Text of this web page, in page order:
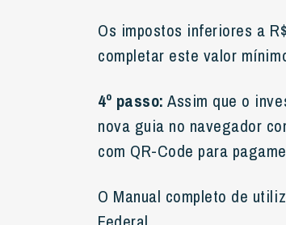
Os impostos inferiores a
completar este valor
4º passo: Assim que o
nova guia no navegador
com QR-Code para
O Manual completo de